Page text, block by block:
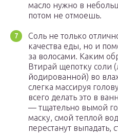
масло нужно в
потом не отмоешь.
Соль не только
качества еды, но и
за волосами. Каким
Втирай щепотку соли
йодированной) во
слегка массируя
всего делать это в
— тщательно вымой
маску, смой теплой
перестанут выпадать,